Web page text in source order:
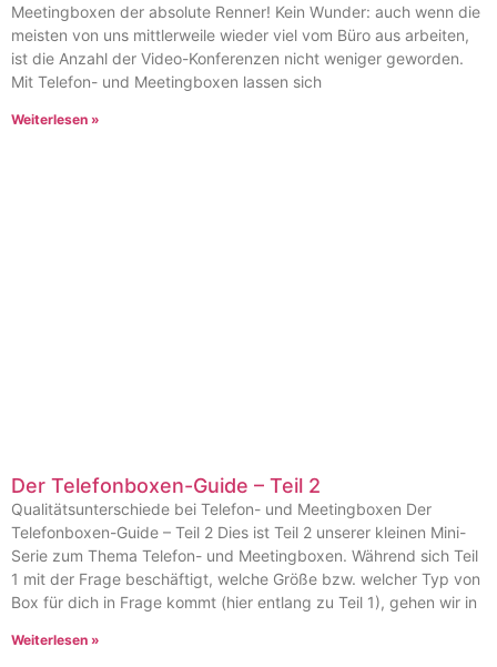
Meetingboxen der absolute Renner! Kein Wunder: auch wenn die
meisten von uns mittlerweile wieder viel vom Büro aus arbeiten,
ist die Anzahl der Video-Konferenzen nicht weniger geworden.
Mit Telefon- und Meetingboxen lassen sich
Weiterlesen »
Der Telefonboxen-Guide – Teil 2
Qualitätsunterschiede bei Telefon- und Meetingboxen Der
Telefonboxen-Guide – Teil 2 Dies ist Teil 2 unserer kleinen Mini-
Serie zum Thema Telefon- und Meetingboxen. Während sich Teil
1 mit der Frage beschäftigt, welche Größe bzw. welcher Typ von
Box für dich in Frage kommt (hier entlang zu Teil 1), gehen wir in
Weiterlesen »